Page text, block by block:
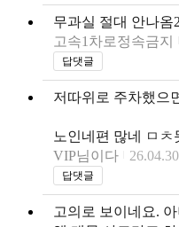
무과실 절대 안나옴
고속1차로정속금지
답댓글
저따위로 주차했으
노인네편 많네 ㅁㅊ
VIP님이다
답댓글
고의로 보이네요.